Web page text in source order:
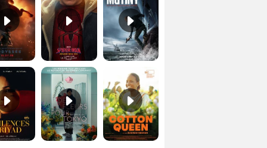
Les Silences de Riyad Bande-annonce VO STFR Cotton Queen Bande-annonce VO STFR